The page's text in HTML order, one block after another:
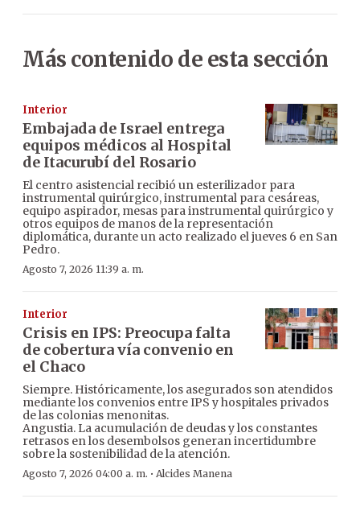
Más contenido de esta sección
Interior
Embajada de Israel entrega
equipos médicos al Hospital
de Itacurubí del Rosario
El centro asistencial recibió un esterilizador para
instrumental quirúrgico, instrumental para cesáreas,
equipo aspirador, mesas para instrumental quirúrgico y
otros equipos de manos de la representación
diplomática, durante un acto realizado el jueves 6 en San
Pedro.
Agosto 7, 2026 11:39 a. m.
Interior
Crisis en IPS: Preocupa falta
de cobertura vía convenio en
el Chaco
Siempre. Históricamente, los asegurados son atendidos
mediante los convenios entre IPS y hospitales privados
de las colonias menonitas.
Angustia. La acumulación de deudas y los constantes
retrasos en los desembolsos generan incertidumbre
sobre la sostenibilidad de la atención.
Agosto 7, 2026 04:00 a. m. · Alcides Manena